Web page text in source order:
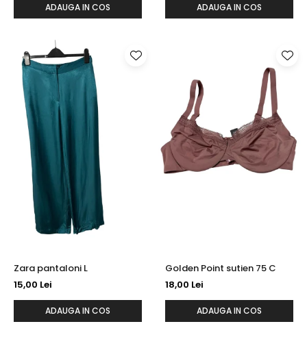
ADAUGA IN COS ADAUGA IN COS
Zara pantaloni L
15,00 Lei
ADAUGA IN COS
Golden Point sutien 75 C
18,00 Lei
ADAUGA IN COS